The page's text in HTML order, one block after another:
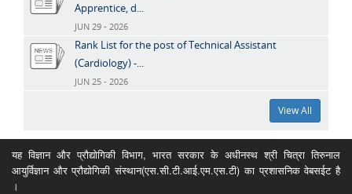
Apprentice, d...
JUN 29 - 2026
Rank List for the post of Technical Assistant
(Cardiology) -...
JUN 25 - 2026
View All
यह विज्ञान और प्रौद्योगिकी विभाग, भारत सरकार के अधीनस्थ श्री चित्रा तिरुनाल
आयुर्विज्ञान और प्रौद्योगिकी संस्थान(एस.सी.टी.आई.एम.एस.टी) का प्रशासनिक वेबसईट है
।